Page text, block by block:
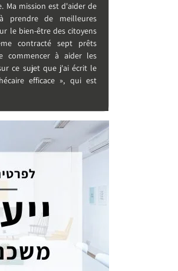
Ma mission est d'aider de
prendre de meilleures
le bien-être des citoyens
contracté sept prêts
commencer à aider les
ce sujet que j'ai écrit le
efficace », qui est